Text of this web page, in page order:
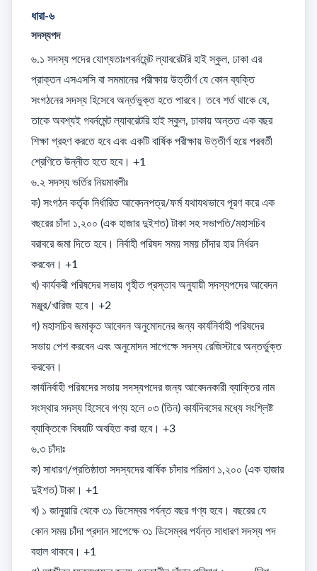
ধারা-৬
সদস্যপদ
৬.১ সদস্য পদের যোগ্যতাঃগবর্নমেন্ট ল্যাবরেটরি হাই স্কুল, ঢাকা এর
প্রাক্তন এসএসসি বা সমমানের পরীক্ষায় উত্তীর্ণ যে কোন ব্যক্তি
সংগঠনের সদস্য হিসেবে অর্ন্তভুক্ত হতে পারবে। তবে শর্ত থাকে যে,
তাকে অবশ্যই গবর্নমেন্ট ল্যাবরেটরি হাই স্কুল, ঢাকায় অন্তত এক বছর
শিক্ষা গ্রহণ করতে হবে এবং একটি বার্ষিক পরীক্ষায় উত্তীর্ণ হয়ে পরবর্তী
শ্রেণিতে উন্নীত হতে হবে। +1
৬.২ সদস্য ভর্তির নিয়মাবলীঃ
ক) সংগঠন কর্তৃক নির্ধারিত আবেদনপত্র/ফর্ম যথাযথভাবে পূরণ করে এক
বছরের চাঁদা ১,২০০ (এক হাজার দুইশত) টাকা সহ সভাপতি/মহাসচিব
বরাবরে জমা দিতে হবে। নির্বাহী পরিষদ সময় সময় চাঁদার হার নির্ধরন
করবেন। +1
খ) কার্যকরী পরিষদের সভায় গৃহীত প্রস্তাব অনুযায়ী সদস্যপদের আবেদন
মঞ্জুর/খারিজ হবে। +2
গ) মহাসচিব জমাকৃত আবেদন অনুমোদনের জন্য কার্যনির্বাহী পরিষদের
সভায় পেশ করবেন এবং অনুমোদন সাপেক্ষে সদস্য রেজিস্টারে অন্তর্ভুক্ত
করবেন।
কার্যনির্বাহী পরিষদের সভায় সদস্যপদের জন্য আবেদনকারী ব্যাক্তির নাম
সংস্থার সদস্য হিসেবে গণ্য হলে ০৩ (তিন) কার্যদিবসের মধ্যে সংশ্লিষ্ট
ব্যাক্তিকে বিষয়টি অবহিত করা হবে। +3
৬.৩ চাঁদাঃ
ক) সাধারণ/প্রতিষ্ঠাতা সদস্যদের বার্ষিক চাঁদার পরিমাণ ১,২০০ (এক হাজার
দুইশত) টাকা। +1
খ) ১ জানুয়ারি থেকে ৩১ ডিসেম্বর পর্যন্ত বছর গণ্য হবে। বছরের যে
কোন সময় চাঁদা প্রদান সাপেক্ষে ৩১ ডিসেম্বর পর্যন্ত সাধারণ সদস্য পদ
বহাল থাকবে। +1